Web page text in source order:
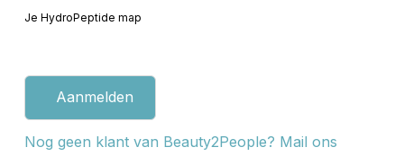
Je HydroPeptide map
Aanmelden
Nog geen klant van Beauty2People? Mail ons